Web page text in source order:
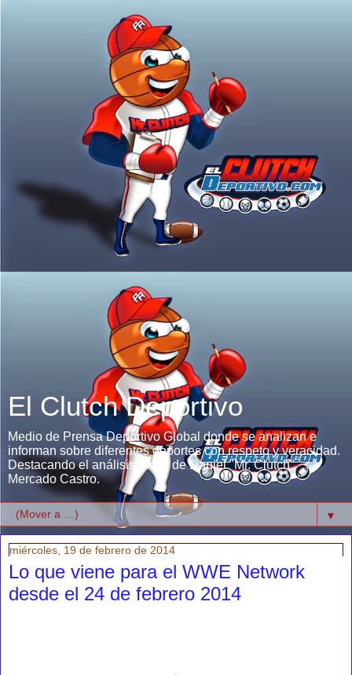
El Clutch Deportivo
Medio de Prensa Deportivo Global donde se analizan e
informan sobre diferentes deportes con respeto y veracidad.
Destacando el análisis único de Daniel "Mr. Clutch"
Mercado Castro.
▼
miércoles, 19 de febrero de 2014
Lo que viene para el WWE Network
desde el 24 de febrero 2014